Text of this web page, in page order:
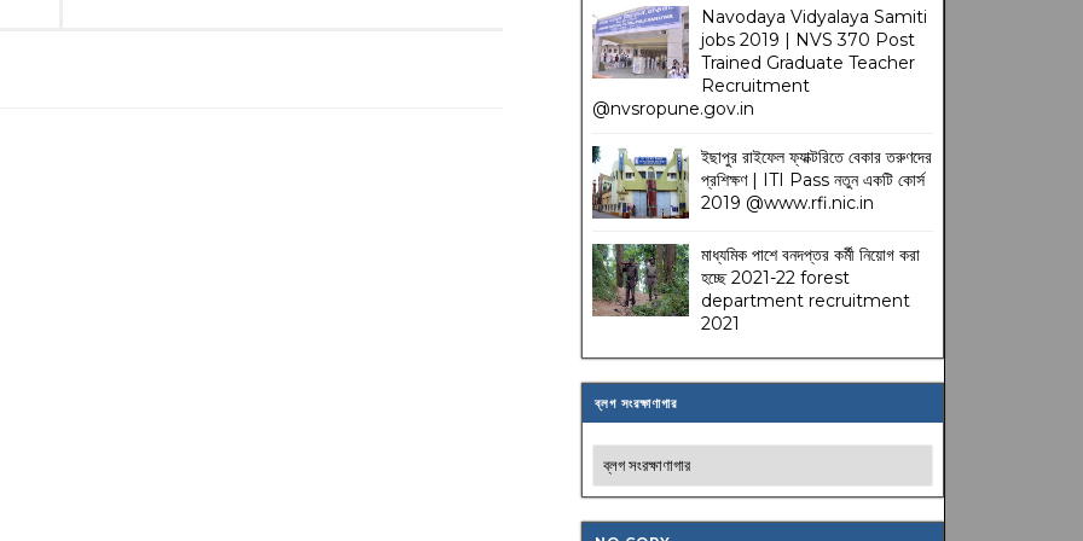
Navodaya Vidyalaya Samiti
jobs 2019 | NVS 370 Post
Trained Graduate Teacher
Recruitment
@nvsropune.gov.in
ইছাপুর রাইফেল ফ্যাক্টরিতে বেকার তরুণদের
প্রশিক্ষণ | ITI Pass নতুন একটি কোর্স
2019 @www.rfi.nic.in
মাধ্যমিক পাশে বনদপ্তর কর্মী নিয়োগ করা
হচ্ছে 2021-22 forest
department recruitment
2021
ব্লগ সংরক্ষাণাগার